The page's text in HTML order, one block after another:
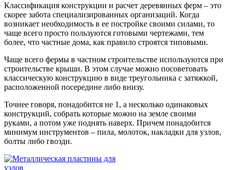
Классификация конструкции и расчет деревянных ферм – это
скорее забота специализированных организаций. Когда
возникает необходимость в ее постройке своими силами, то
чаще всего просто пользуются готовыми чертежами, тем
более, что частные дома, как правило строятся типовыми.
Чаще всего фермы в частном строительстве используются при
строительстве крыши. В этом случае можно посоветовать
классическую конструкцию в виде треугольника с затяжкой,
расположенной посередине либо внизу.
Точнее говоря, понадобится не 1, а несколько одинаковых
конструкций, собрать которые можно на земле своими
руками, а потом уже поднять наверх. Причем понадобится
минимум инструментов – пила, молоток, накладки для узлов,
болты либо гвозди.